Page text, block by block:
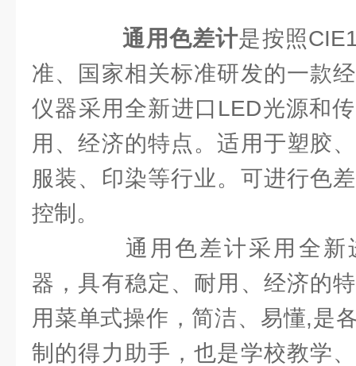
通用色差计是按照
准、国家相关标准研发的一款
仪器采用全新进口LED光源和
用、经济的特点。适用于塑胶
服装、印染等行业。可进行色
控制。
通用色差计采用全新
器，具有稳定、耐用、经济的
用菜单式操作，简洁、易懂,是
制的得力助手，也是学校教学